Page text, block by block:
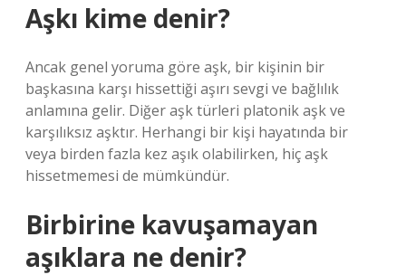
Aşkı kime denir?
Ancak genel yoruma göre aşk, bir kişinin bir
başkasına karşı hissettiği aşırı sevgi ve bağlılık
anlamına gelir. Diğer aşk türleri platonik aşk ve
karşılıksız aşktır. Herhangi bir kişi hayatında bir
veya birden fazla kez aşık olabilirken, hiç aşk
hissetmemesi de mümkündür.
Birbirine kavuşamayan
aşıklara ne denir?